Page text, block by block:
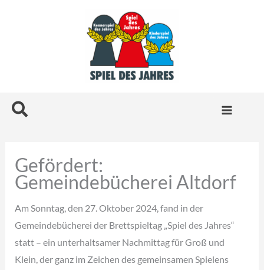
Suchen
Gefördert:
Gemeindebücherei Altdorf
Am Sonntag, den 27. Oktober 2024, fand in der
Gemeindebücherei der Brettspieltag „Spiel des Jahres“
statt – ein unterhaltsamer Nachmittag für Groß und
Klein, der ganz im Zeichen des gemeinsamen Spielens